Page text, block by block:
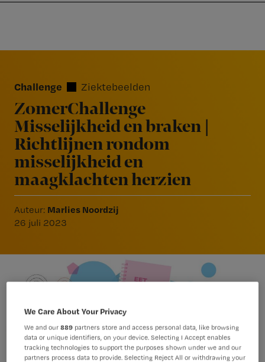
navigation
content
Nursing
Challenge Ziektebeelden
ZomerChallenge
Misselijkheid en braken |
Richtlijnen rondom
misselijkheid en
maagklachten herzien
Auteur: Marlies Noordzij
26 juli 2023
We Care About Your Privacy
We and our889 partners store and access personal data, like browsing
data or unique identifiers, on your device. Selecting I Accept enables
tracking technologies to support the purposes shown under we and our
partners process data to provide. Selecting Reject All or withdrawing your